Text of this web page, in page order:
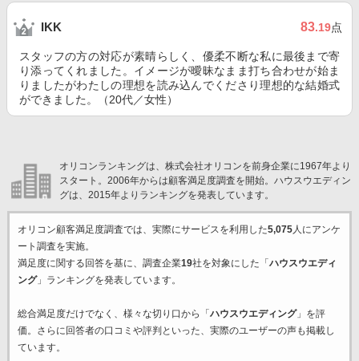
IKK 83.19点
スタッフの方の対応が素晴らしく、優柔不断な私に最後まで寄
り添ってくれました。イメージが曖昧なまま打ち合わせが始ま
りましたがわたしの理想を読み込んでくださり理想的な結婚式
ができました。（20代／女性）
オリコンランキングは、株式会社オリコンを前身企業に1967年より
スタート。2006年からは顧客満足度調査を開始。ハウスウエディン
グは、2015年よりランキングを発表しています。
オリコン顧客満足度調査では、実際にサービスを利用した5,075人にアンケ
ート調査を実施。
満足度に関する回答を基に、調査企業19社を対象にした「 ハウスウエディ
ング」ランキングを発表しています。
総合満足度だけでなく、様々な切り口から「 ハウスウエディング」を評
価。さらに回答者の口コミや評判といった、実際のユーザーの声も掲載し
ています。